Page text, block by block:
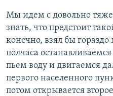
Мы идем с довольно
знать, что предстоит
конечно, взял бы
полчаса
пьем воду и двигаемся
первого населенного
потом открывается